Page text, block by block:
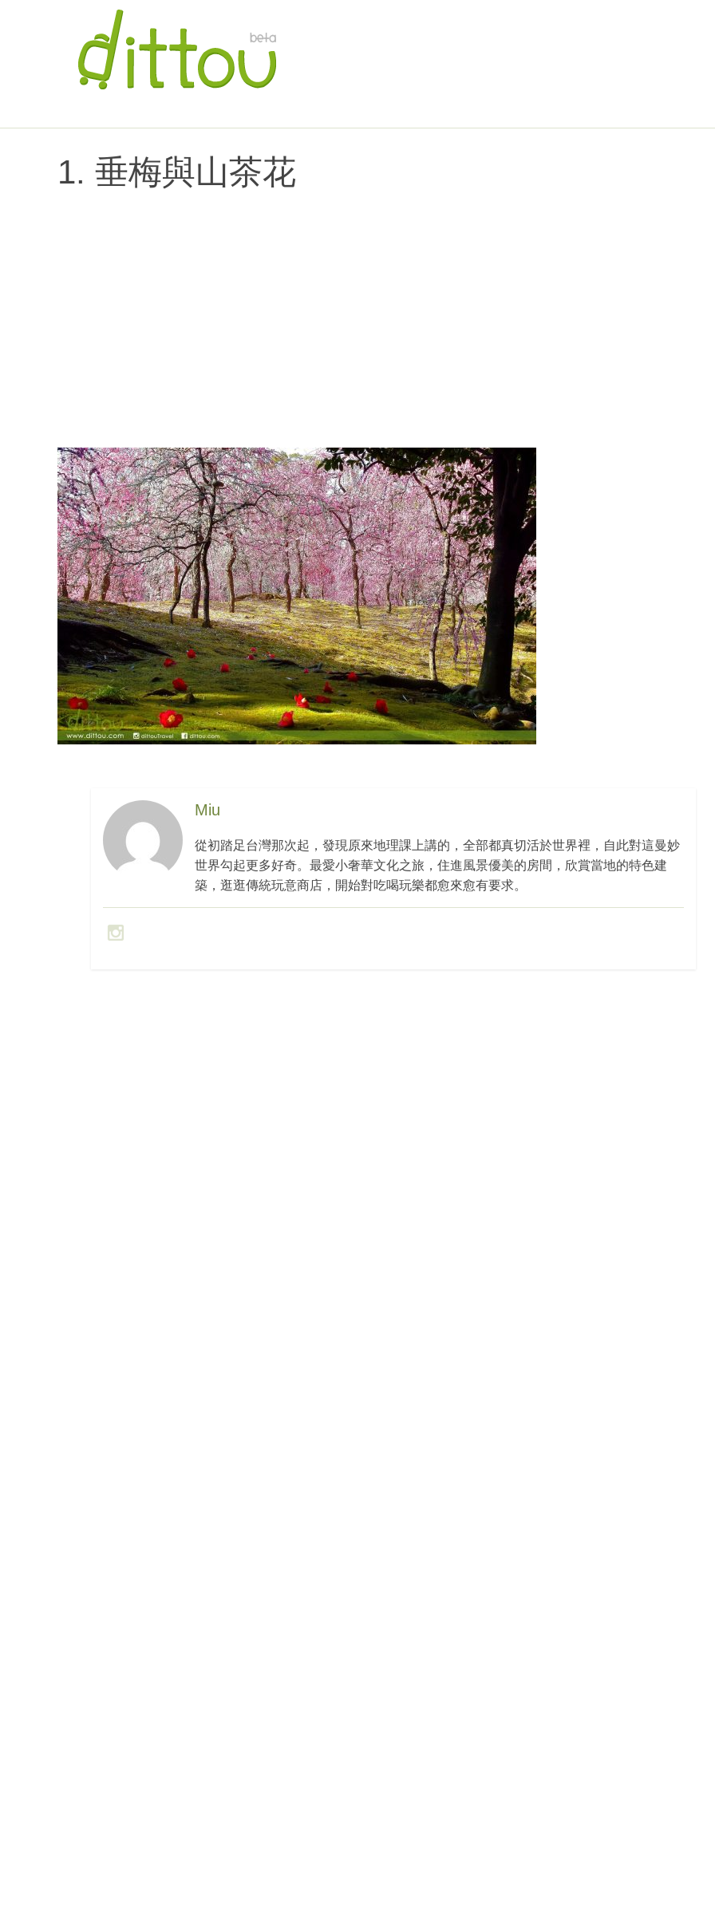
1. 垂梅與山茶花
Miu
從初踏足台灣那次起，發現原來地理課上講的，全部都真切活於世界裡，自此對這曼妙
世界勾起更多好奇。最愛小奢華文化之旅，住進風景優美的房間，欣賞當地的特色建
築，逛逛傳統玩意商店，開始對吃喝玩樂都愈來愈有要求。